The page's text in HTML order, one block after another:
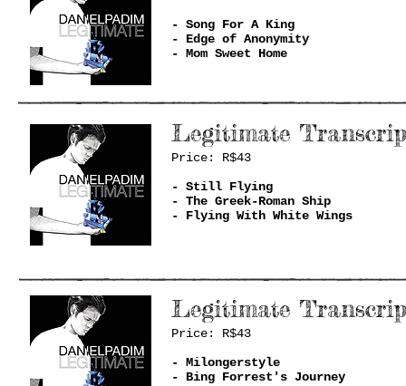
- Song For A King
- Edge of Anonymity
- Mom Sweet Home
Legitimate
Price: R$43
- Still Flying
- The Greek-Roman Ship
- Flying With White Wings
Legitimate
Price: R$43
- Milongerstyle
- Bing Forrest's Journey